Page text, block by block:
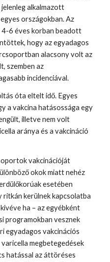
jelenleg alkalmazott
országokban. Az
4-6 éves korban beadott
hogy az egyadagos
alacsony volt az
szemben az
incidenciával.
óta eltelt idő. Egyes
a vakcina hatásossága egy
illetve nem volt
aránya és a vakcináció
vakcinációját
okok miatt nehéz
esetében
ritkán kerülnek kapcsolatba
ha – az egyébként
programokban vesznek
egyadagos vakcinációs
megbetegedések
hatással az áttöréses